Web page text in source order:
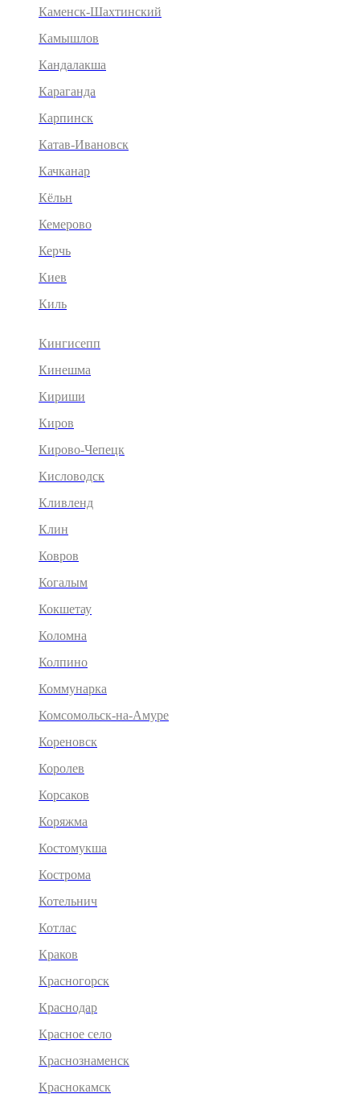
Каменск-Шахтинский
Камышлов
Кандалакша
Караганда
Карпинск
Катав-Ивановск
Качканар
Кёльн
Кемерово
Керчь
Киев
Киль
Кингисепп
Кинешма
Кириши
Киров
Кирово-Чепецк
Кисловодск
Кливленд
Клин
Ковров
Когалым
Кокшетау
Коломна
Колпино
Коммунарка
Комсомольск-на-Амуре
Кореновск
Королев
Корсаков
Коряжма
Костомукша
Кострома
Котельнич
Котлас
Краков
Красногорск
Краснодар
Красное село
Краснознаменск
Краснокамск